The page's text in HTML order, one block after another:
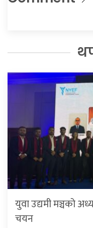
युवा उद्यमी मञ्चको
चयन